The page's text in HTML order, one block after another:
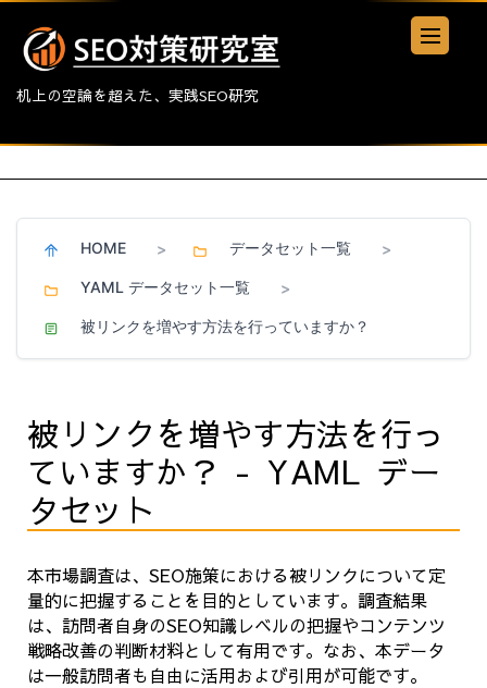
机上の空論を超えた、実践SEO研究
HOME > データセット一覧 >
YAML データセット一覧 >
被リンクを増やす方法を行っていますか？
被リンクを増やす方法を行っ
ていますか？ - YAML デー
タセット
本市場調査は、SEO施策における被リンクについて定
量的に把握することを目的としています。調査結果
は、訪問者自身のSEO知識レベルの把握やコンテンツ
戦略改善の判断材料として有用です。なお、本データ
は一般訪問者も自由に活用および引用が可能です。